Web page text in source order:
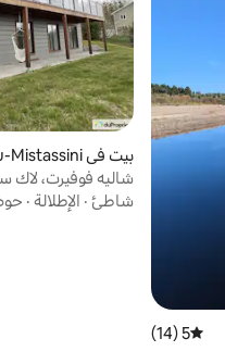
متوسط التقييم 5 من 5، 14 مراجعات
5 (14)
بيت في Dolbeau-Mistassini
شاليه فوفيرت، لاك
شاطئ · الإطلالة ·